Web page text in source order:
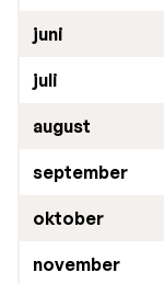
juni
juli
august
september
oktober
november